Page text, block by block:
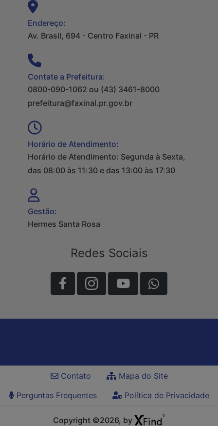
Endereço:
Av. Brasil, 694 - Centro Faxinal - PR
Contate a Prefeitura:
0800-090-1062 ou (43) 3461-8000
prefeitura@faxinal.pr.gov.br
Horário de Atendimento:
Horário de Atendimento: Segunda à Sexta,
das 08:00 às 11:30 e das 13:00 às 17:30
Gestão:
Hermes Santa Rosa
Redes Sociais
Contato
Mapa do Site
Perguntas Frequentes
Política de Privacidade
Copyright ©2026, by